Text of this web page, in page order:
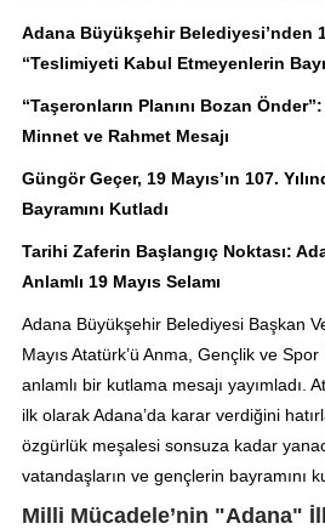
Adana Büyükşehir Belediyesi’nden
“Teslimiyeti Kabul Etmeyenlerin
“Taşeronların Planını Bozan
Minnet ve Rahmet Mesajı
Güngör Geçer, 19 Mayıs’ın 107.
Bayramını Kutladı
Tarihi Zaferin Başlangıç Noktası:
Anlamlı 19 Mayıs Selamı
Adana Büyükşehir Belediyesi Başkan
Mayıs Atatürk’ü Anma, Gençlik ve
anlamlı bir kutlama mesajı yayımladı.
ilk olarak Adana’da karar verdiğini
özgürlük meşalesi sonsuza kadar
vatandaşların ve gençlerin bayramını
Milli Mücadele’nin "Adana"